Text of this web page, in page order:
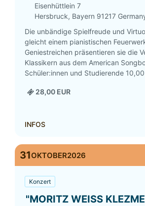
Eisenhüttlein 7
Hersbruck, Bayern 91217
Die unbändige Spielfreude und
gleicht einem pianistischen
Geniestreichen präsentieren sie die
Klassikern aus dem American
Schüler:innen und Studierende 10,00
28,00 EUR
INFOS
31OKTOBER2026
Konzert
"MORITZ WEISS